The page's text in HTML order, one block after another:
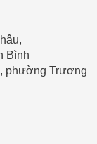
Bình
phường Trương